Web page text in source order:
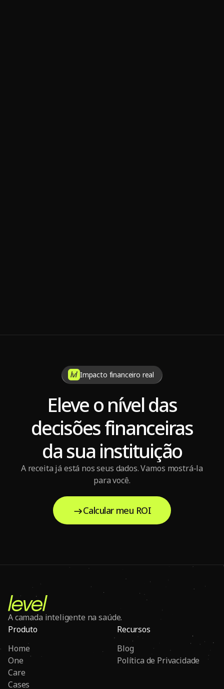
Impacto financeiro real
Eleve o nível das
decisões financeiras
da sua instituição
A receita já está nos seus dados. Vamos mostrá-la
para você.
Calcular meu ROI
A camada inteligente na saúde.
Produto
Home
One
Care
Cases
Recursos
Blog
Política de Privacidade